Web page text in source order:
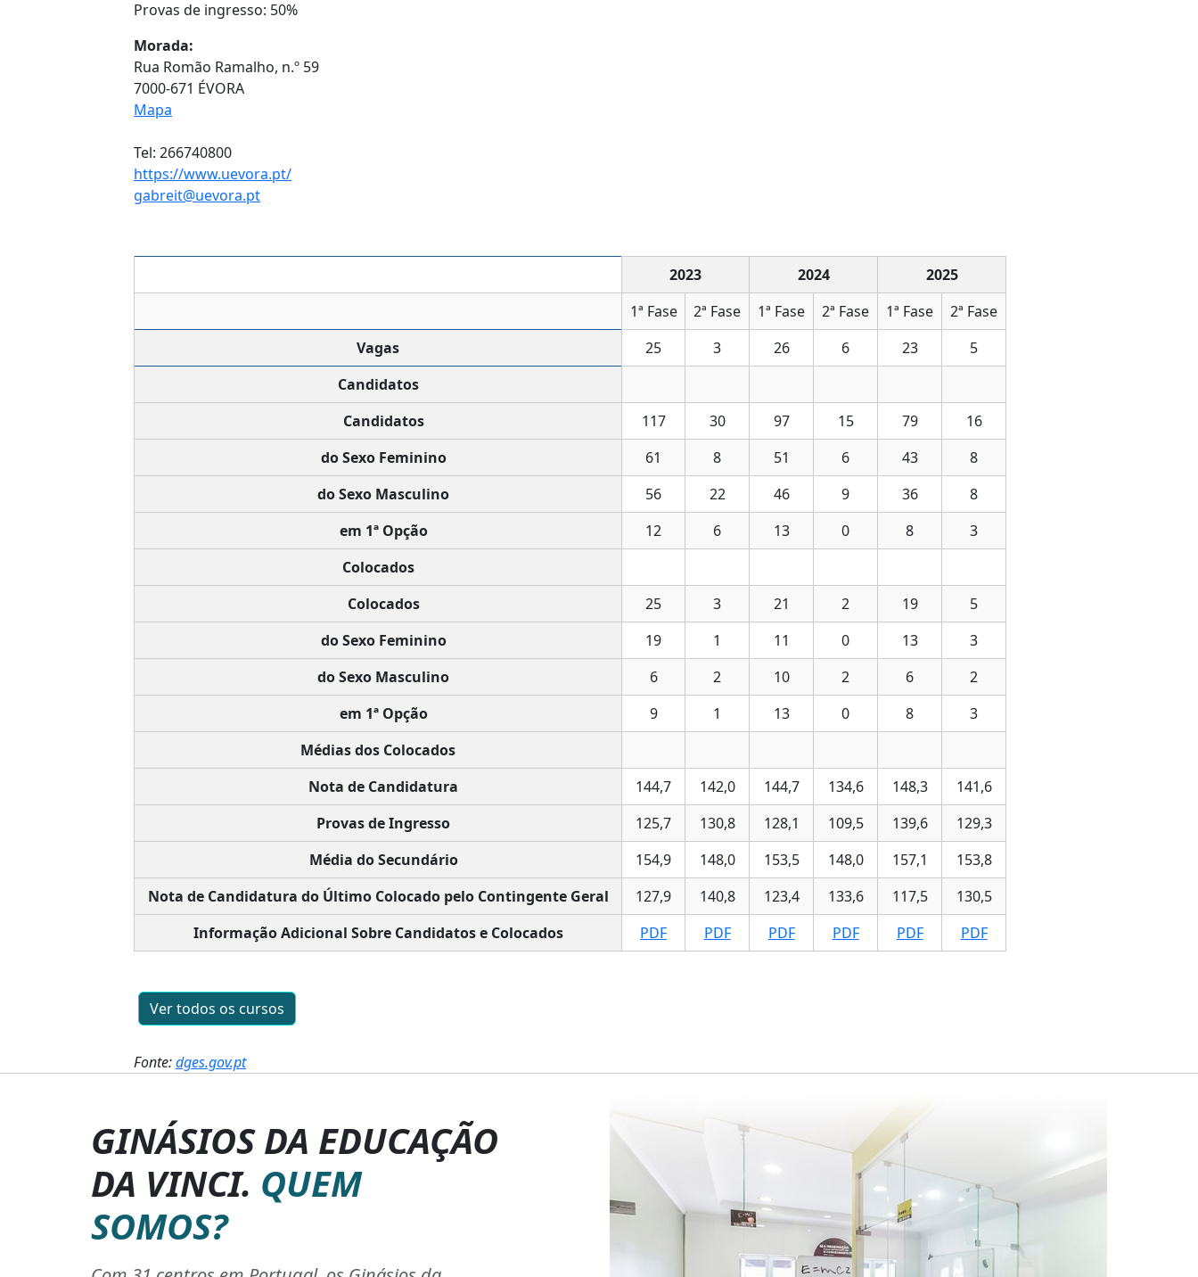
Provas de ingresso: 50%
Morada:
Rua Romão Ramalho, n.º 59
7000-671 ÉVORA
Mapa
Tel: 266740800
https://www.uevora.pt/
gabreit@uevora.pt
2023 2024
2025
1ª Fase
2ª Fase 1ª Fase 2ª Fase 1ª Fase
2ª Fase
Vagas
25 3 26 6 23
5
Candidatos
Candidatos
117 30 97 15 79
16
do Sexo Feminino
61 8 51 6 43
8
do Sexo Masculino
56 22 46 9 36
8
em 1ª Opção
12 6 13 0 8
3
Colocados
Colocados
25 3 21 2 19
5
do Sexo Feminino
19 1 11 0 13
3
do Sexo Masculino
6 2 10 2 6
2
em 1ª Opção
9 1 13 0 8
3
Médias dos Colocados
Nota de Candidatura
144,7 142,0 144,7 134,6 148,3
141,6
Provas de Ingresso
125,7 130,8 128,1 109,5 139,6
129,3
Média do Secundário
154,9 148,0 153,5 148,0 157,1
153,8
Nota de Candidatura do Último Colocado pelo Contingente Geral
127,9 140,8 123,4 133,6 117,5
130,5
Informação Adicional Sobre Candidatos e Colocados
PDF PDF PDF PDF PDF PDF
Ver todos os cursos
Fonte:dges.gov.pt
GINÁSIOS DA EDUCAÇÃO
DA VINCI. QUEM
SOMOS?